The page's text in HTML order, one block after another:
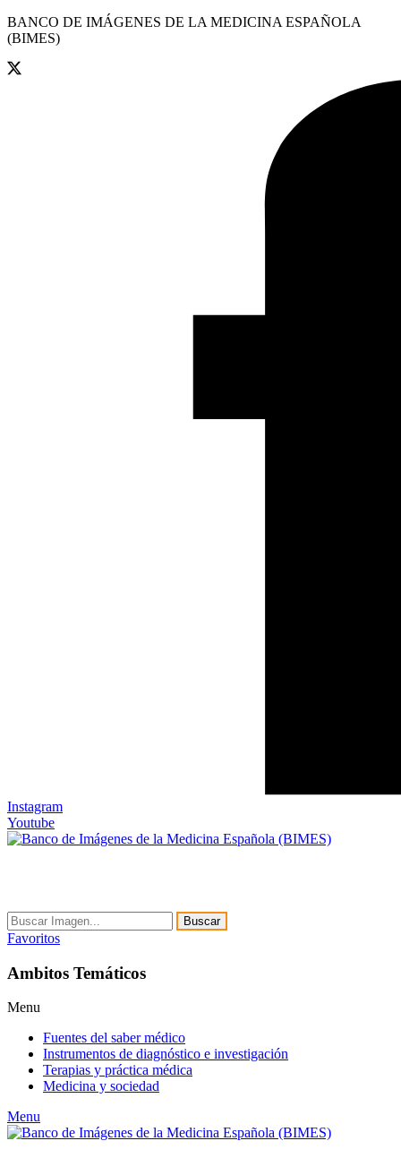
BANCO DE IMÁGENES DE LA MEDICINA ESPAÑOLA
(BIMES)
Instagram
Youtube
Buscar
Favoritos
Ambitos Temáticos
Menu
Fuentes del saber médico
Instrumentos de diagnóstico e investigación
Terapias y práctica médica
Medicina y sociedad
Menu